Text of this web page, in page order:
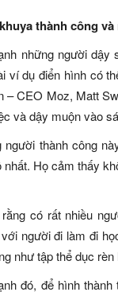
thành công
những người dậy
ví dụ điển hình có
– CEO Moz, Matt
và dậy muộn vào
người thành công
nhất. Họ cảm thấy
có rất nhiều
người đi làm đi
như tập thể dục
đó, để hình